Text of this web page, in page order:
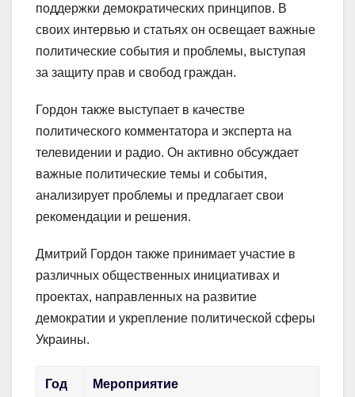
поддержки демократических принципов. В
своих интервью и статьях он освещает важные
политические события и проблемы, выступая
за защиту прав и свобод граждан.
Гордон также выступает в качестве
политического комментатора и эксперта на
телевидении и радио. Он активно обсуждает
важные политические темы и события,
анализирует проблемы и предлагает свои
рекомендации и решения.
Дмитрий Гордон также принимает участие в
различных общественных инициативах и
проектах, направленных на развитие
демократии и укрепление политической сферы
Украины.
Год Мероприятие